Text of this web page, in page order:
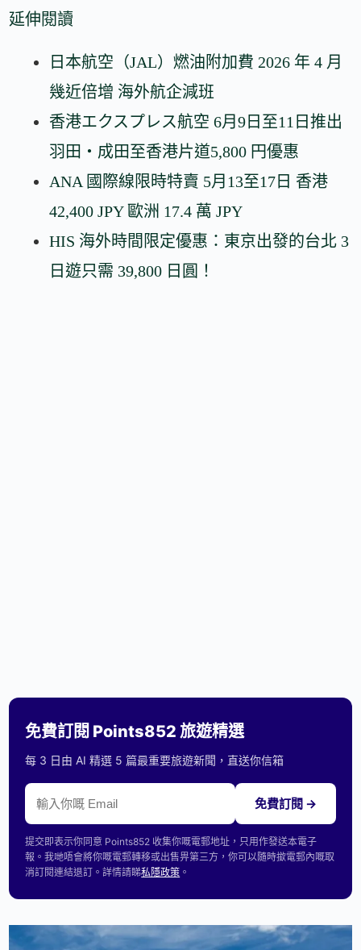
延伸閱讀
日本航空（JAL）燃油附加費 2026 年 4 月
幾近倍增 海外航企減班
香港エクスプレス航空 6月9日至11日推出
羽田・成田至香港片道5,800 円優惠
ANA 國際線限時特賣 5月13至17日 香港
42,400 JPY 歐洲 17.4 萬 JPY
HIS 海外時間限定優惠：東京出發的台北 3
日遊只需 39,800 日圓！
免費訂閱 Points852 旅遊精選
每 3 日由 AI 精選 5 篇最重要旅遊新聞，直送你信箱
免費訂閱 →
提交即表示你同意 Points852 收集你嘅電郵地址，只用作發送本電子
報。我哋唔會將你嘅電郵轉移或出售畀第三方，你可以隨時撳電郵內嘅取
消訂閱連結退訂。詳情請睇私隱政策 。